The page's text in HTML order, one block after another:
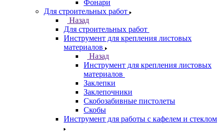
Фонари
Для строительных работ
Назад
Для строительных работ
Инструмент для крепления листовых
материалов
Назад
Инструмент для крепления листовых
материалов
Заклепки
Заклепочники
Скобозабивные пистолеты
Скобы
Инструмент для работы с кафелем и стеклом